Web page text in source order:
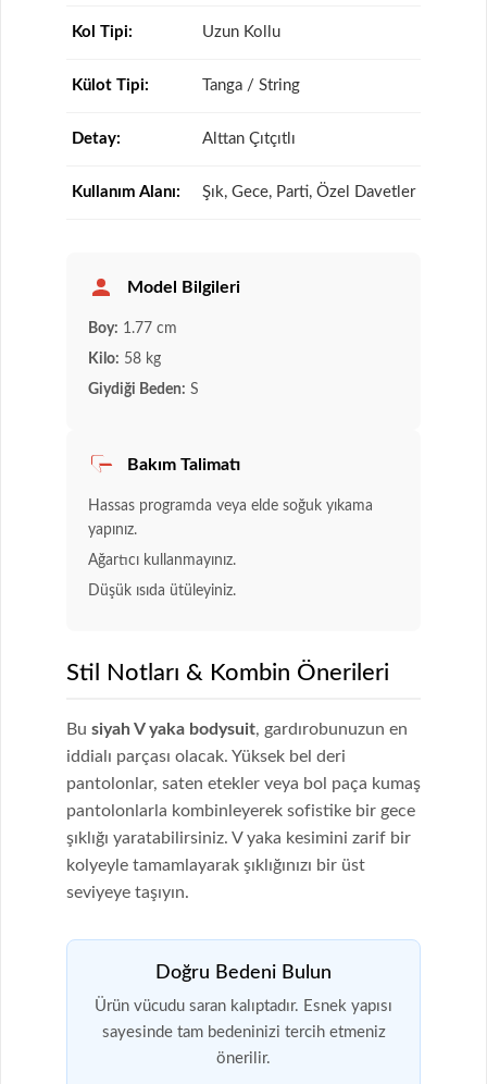
Kol Tipi: Uzun Kollu
Külot Tipi: Tanga / String
Detay: Alttan Çıtçıtlı
Kullanım Alanı: Şık, Gece, Parti, Özel Davetler
Model Bilgileri
Boy: 1.77 cm
Kilo: 58 kg
Giydiği Beden: S
Bakım Talimatı
Hassas programda veya elde soğuk yıkama
yapınız.
Ağartıcı kullanmayınız.
Düşük ısıda ütüleyiniz.
Stil Notları & Kombin Önerileri
Bu siyah V yaka bodysuit, gardırobunuzun en
iddialı parçası olacak. Yüksek bel deri
pantolonlar, saten etekler veya bol paça kumaş
pantolonlarla kombinleyerek sofistike bir gece
şıklığı yaratabilirsiniz. V yaka kesimini zarif bir
kolyeyle tamamlayarak şıklığınızı bir üst
seviyeye taşıyın.
Doğru Bedeni Bulun
Ürün vücudu saran kalıptadır. Esnek yapısı
sayesinde tam bedeninizi tercih etmeniz
önerilir.